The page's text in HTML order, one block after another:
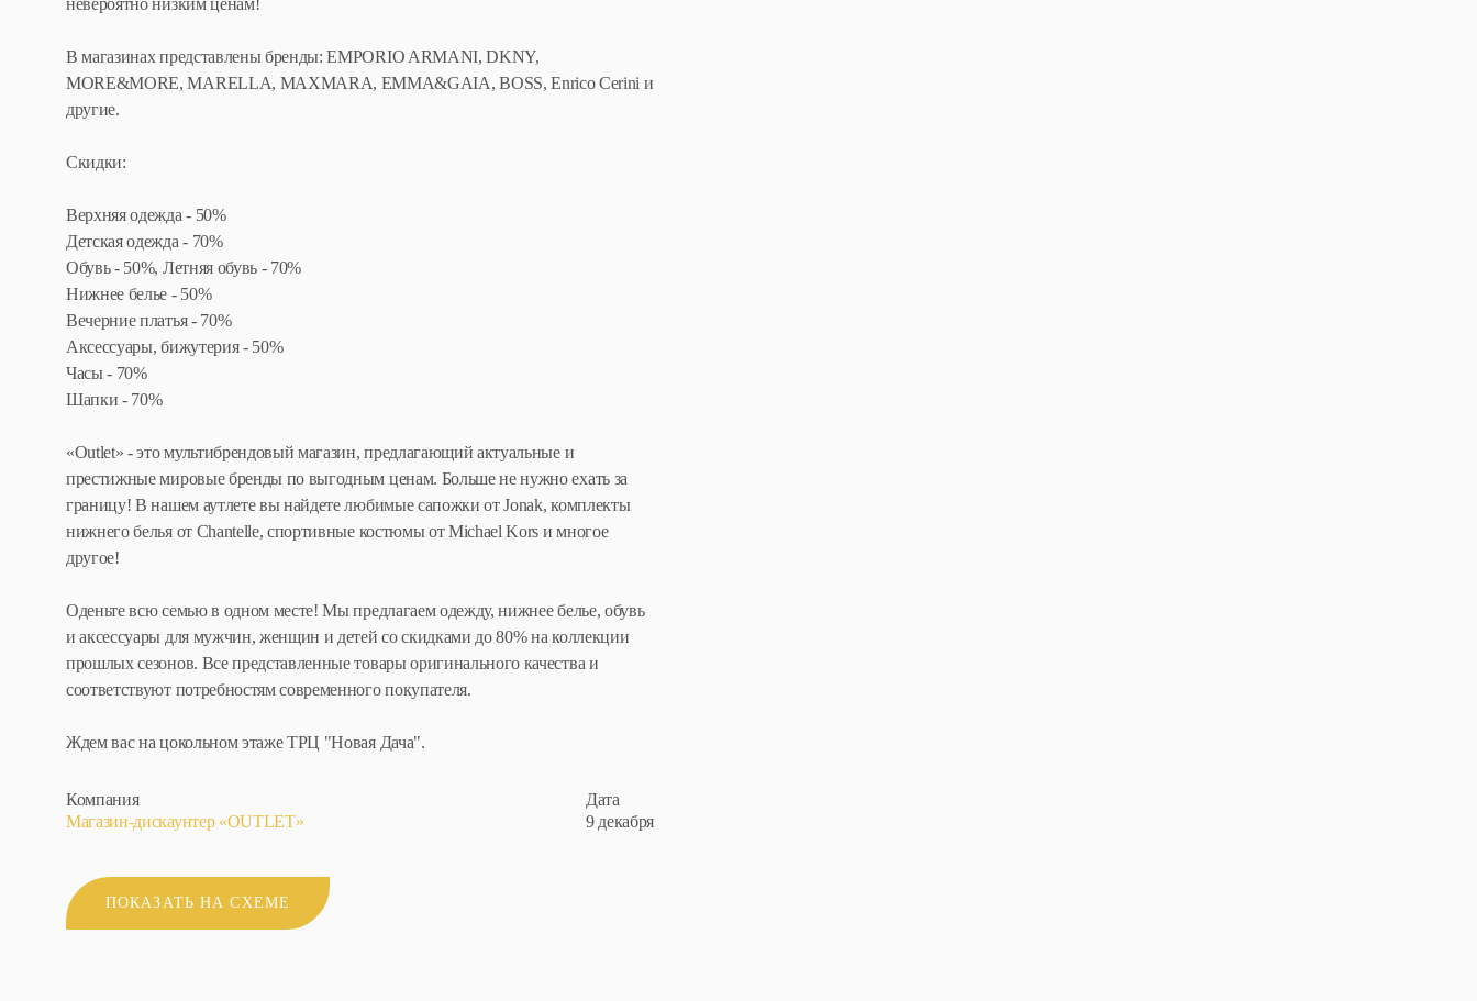
невероятно низким ценам!
В магазинах представлены бренды: EMPORIO ARMANI, DKNY,
MORE&MORE, MARELLA, MAXMARA, EMMA&GAIA, BOSS, Enrico Cerini и
другие.
Скидки:
Верхняя одежда - 50%
Детская одежда - 70%
Обувь - 50%, Летняя обувь - 70%
Нижнее белье - 50%
Вечерние платья - 70%
Аксессуары, бижутерия - 50%
Часы - 70%
Шапки - 70%
«Outlet» - это мультибрендовый магазин, предлагающий актуальные и
престижные мировые бренды по выгодным ценам. Больше не нужно ехать за
границу! В нашем аутлете вы найдете любимые сапожки от Jonak, комплекты
нижнего белья от Chantelle, спортивные костюмы от Michael Kors и многое
другое!
Оденьте всю семью в одном месте! Мы предлагаем одежду, нижнее белье, обувь
и аксессуары для мужчин, женщин и детей со скидками до 80% на коллекции
прошлых сезонов. Все представленные товары оригинального качества и
соответствуют потребностям современного покупателя.
Ждем вас на цокольном этаже ТРЦ "Новая Дача".
Компания
Магазин-дискаунтер «OUTLET»
Дата
9 декабря
ПОКАЗАТЬ НА СХЕМЕ